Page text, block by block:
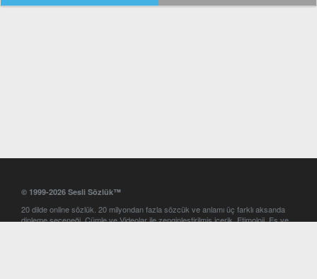
© 1999-2026 Sesli Sözlük™
20 dilde online sözlük. 20 milyondan fazla sözcük ve anlamı üç farklı aksanda
dinleme seçeneği. Cümle ve Videolar ile zenginleştirilmiş içerik. Etimoloji, Eş ve